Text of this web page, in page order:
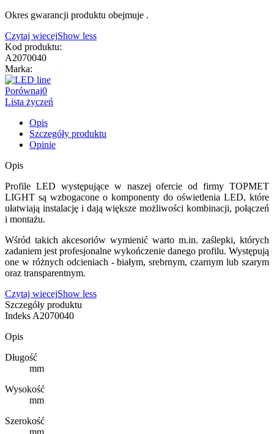
Okres gwarancji produktu obejmuje .
Czytaj wiecejShow less
Kod produktu:
A2070040
Marka:
Porównaj0
Lista życzeń
Opis
Szczegóły produktu
Opinie
Opis
Profile LED występujące w naszej ofercie od firmy TOPMET
LIGHT są wzbogacone o komponenty do oświetlenia LED, które
ułatwiają instalację i dają większe możliwości kombinacji, połączeń
i montażu.
Wśród takich akcesoriów wymienić warto m.in. zaślepki, których
zadaniem jest profesjonalne wykończenie danego profilu. Występują
one w różnych odcieniach - białym, srebrnym, czarnym lub szarym
oraz transparentnym.
Czytaj wiecejShow less
Szczegóły produktu
Indeks A2070040
Opis
Długość
mm
Wysokość
mm
Szerokość
mm